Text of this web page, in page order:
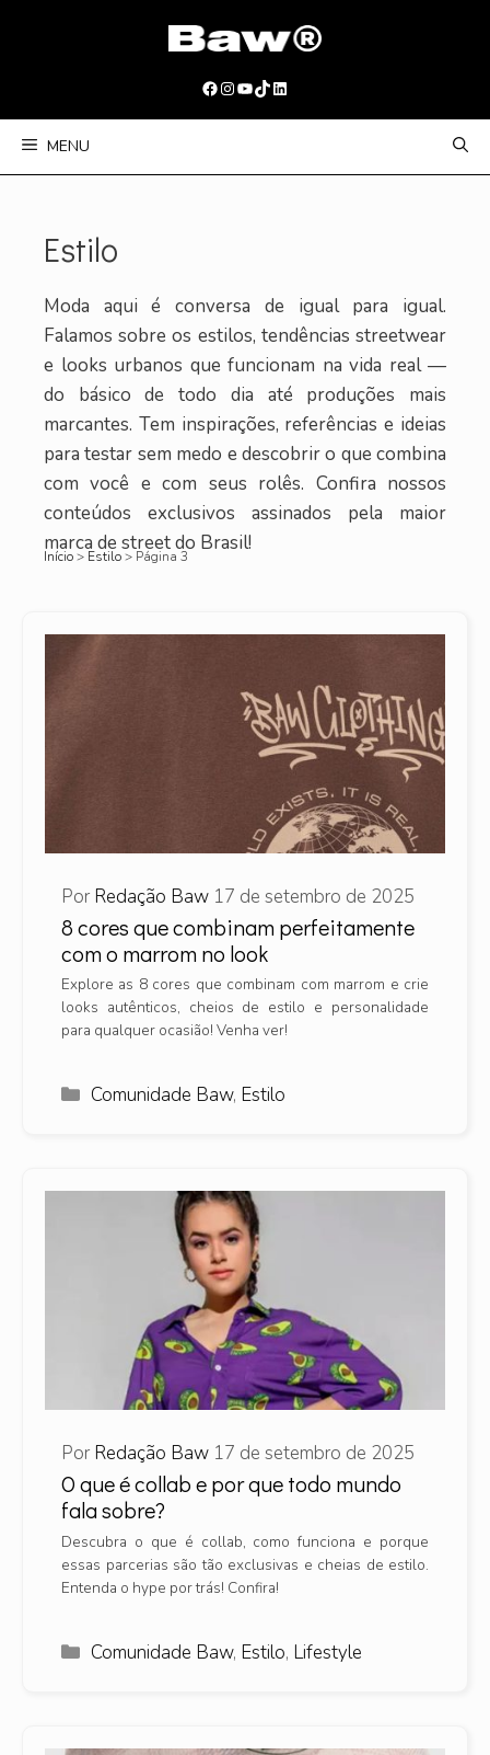
Facebook
Instagram
Youtube
TikTokLinkedIn
MENU
Estilo
Moda aqui é conversa de igual para igual.
Falamos sobre os estilos, tendências streetwear
e looks urbanos que funcionam na vida real —
do básico de todo dia até produções mais
marcantes. Tem inspirações, referências e ideias
para testar sem medo e descobrir o que combina
com você e com seus rolês. Confira nossos
conteúdos exclusivos assinados pela maior
marca de street do Brasil!
Início> Estilo> Página 3
8 cores que combinam perfeitamente
com o marrom no look
Por Redação Baw 17 de setembro de 2025
Explore as 8 cores que combinam com marrom e crie
looks autênticos, cheios de estilo e personalidade
para qualquer ocasião! Venha ver!
Categorias
Comunidade Baw, Estilo
O que é collab e por que todo mundo
fala sobre?
Por Redação Baw 17 de setembro de 2025
Descubra o que é collab, como funciona e porque
essas parcerias são tão exclusivas e cheias de estilo.
Entenda o hype por trás! Confira!
Categorias
Comunidade Baw, Estilo, Lifestyle